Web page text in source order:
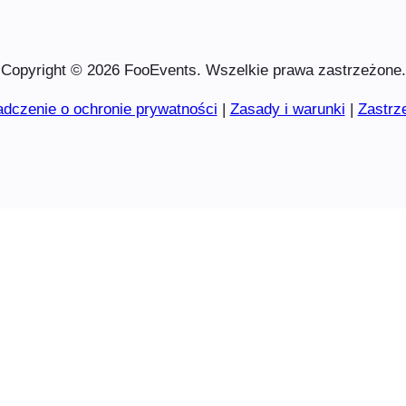
Copyright © 2026 FooEvents. Wszelkie prawa zastrzeżone.
o ochronie prywatności | Zasady i warunki |